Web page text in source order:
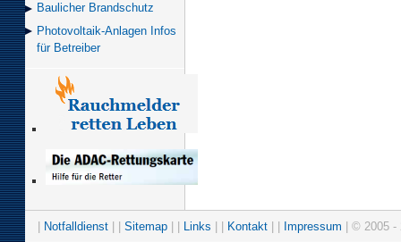
Baulicher Brand­schutz
Photovoltaik-Anlagen Infos
für Betreiber
Notfalldienst Sitemap Links Kontakt Impressum | © 2005 -